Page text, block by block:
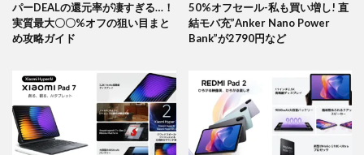
パーDEALの還元率が凄すぎる…！
実質最大〇〇%オフの狙い目まと
め攻略ガイド
50%オフセール-私も買い増し! 直
結モバ充”Anker Nano Power
Bank”が2790円など